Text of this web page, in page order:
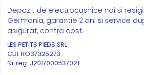
Depozit de electrocasnice noi si
Germania, garantie 2 ani si service
asigurat, contra cost.
LES PETITS PIEDS SRL
CUI: RO37325273
Nr reg: J2017000537021